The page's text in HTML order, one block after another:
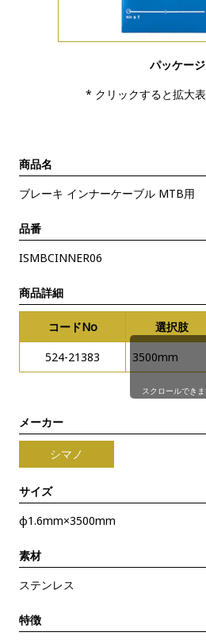
パッケージ
* クリックすると拡大表
商品名
ブレーキ インナーケーブル MTB用
品番
ISMBCINNER06
商品詳細
コードNo 選択肢
524-21383
3500mm
スクロールでき
メーカー
シマノ
サイズ
φ1.6mm×3500mm
素材
ステンレス
特徴